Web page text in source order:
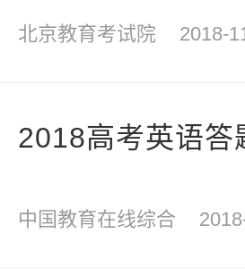
北京教育考试院 2018-
2018高考英语答
中国教育在线综合